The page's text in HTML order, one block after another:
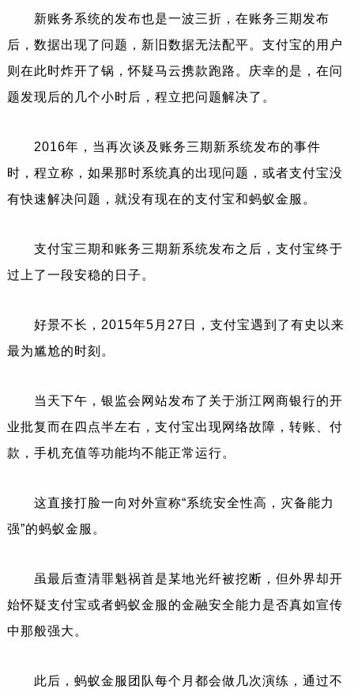
新账务系统的发布也是一波三折，在账务三期发布
后，数据出现了问题，新旧数据无法配平。支付宝的用户
则在此时炸开了锅，怀疑马云携款跑路。庆幸的是，在问
题发现后的几个小时后，程立把问题解决了。
2016年，当再次谈及账务三期新系统发布的事件
时，程立称，如果那时系统真的出现问题，或者支付宝没
有快速解决问题，就没有现在的支付宝和蚂蚁金服。
支付宝三期和账务三期新系统发布之后，支付宝终于
过上了一段安稳的日子。
好景不长，2015年5月27日，支付宝遇到了有史以来
最为尴尬的时刻。
当天下午，银监会网站发布了关于浙江网商银行的开
业批复而在四点半左右，支付宝出现网络故障，转账、付
款，手机充值等功能均不能正常运行。
这直接打脸一向对外宣称“系统安全性高，灾备能力
强”的蚂蚁金服。
虽最后查清罪魁祸首是某地光纤被挖断，但外界却开
始怀疑支付宝或者蚂蚁金服的金融安全能力是否真如宣传
中那般强大。
此后，蚂蚁金服团队每个月都会做几次演练，通过不